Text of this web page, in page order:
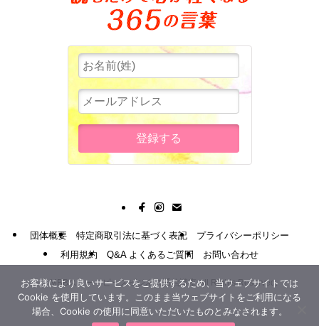
団体概要 特定商取引法に基づく表記
プライバシーポリシー
利用規約
Q&A よくあるご質問 お問い合わせ
©MBBスリー・ピースビジネス通信講座 All Rights Reserved.
お客様により良いサービスをご提供するため、当ウェブサイトでは
Cookie を使用しています。このまま当ウェブサイトをご利用になる
場合、Cookie の使用に同意いただいたものとみなされます。